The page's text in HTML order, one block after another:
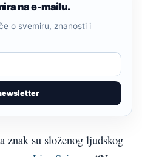
na e-mailu.
o svemiru, znanosti i
znak su složenog ljudskog